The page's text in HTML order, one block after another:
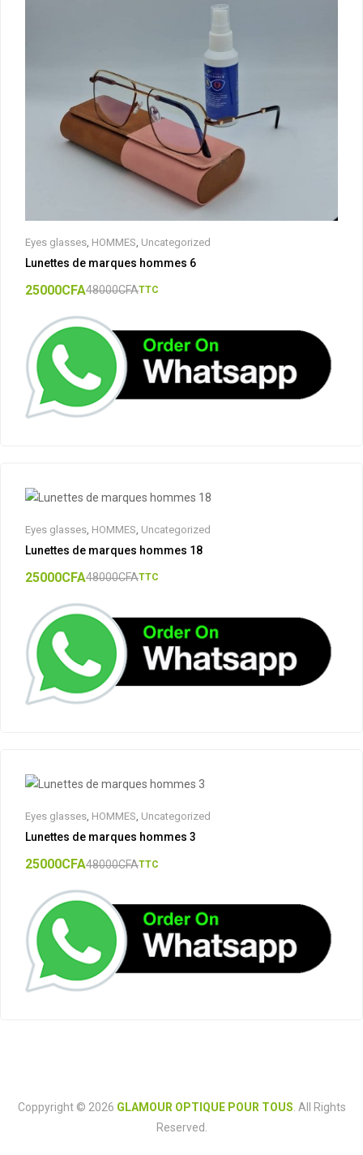
Eyes glasses HOMMES Uncategorized
Lunettes de marques hommes 6
48000CFA
25000CFA TTC
Eyes glasses HOMMES Uncategorized
Lunettes de marques hommes 18
48000CFA
25000CFA TTC
Eyes glasses, HOMMES, Uncategorized
Lunettes de marques hommes 3
48000CFA
25000CFA TTC
Coppyright © 2026 GLAMOUR OPTIQUE POUR TOUS. All Rights
Reserved.